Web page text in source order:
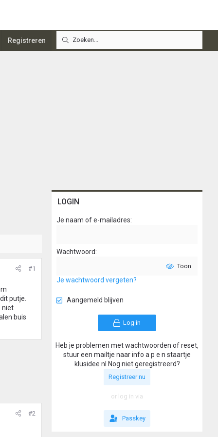
Registreren
#1
putje.
niet
buis
#2
LOGIN
Je naam of e-mailadres
Wachtwoord
Toon
Je wachtwoord vergeten?
Aangemeld blijven
Log in
Heb je problemen met wachtwoorden of reset,
stuur een mailtje naar info a p e n staartje
klusidee nl Nog niet geregistreerd?
Registreer nu
or log in via
Passkey